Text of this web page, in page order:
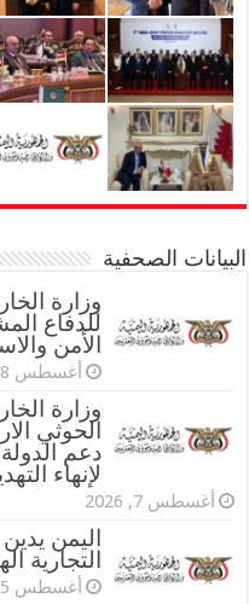
البيانات الصحفية
وزارة
للدفاع
الأمن
أغسطس 8, 2026
وزارة
الحوثي
دعم
لإنهاء
أغسطس 7, 2026
اليمن
التجارية
أغسطس 5, 2026